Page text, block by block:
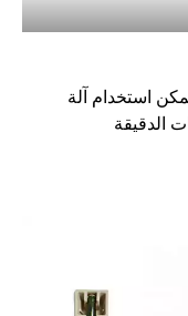
استخدام آلة
الدقيقة